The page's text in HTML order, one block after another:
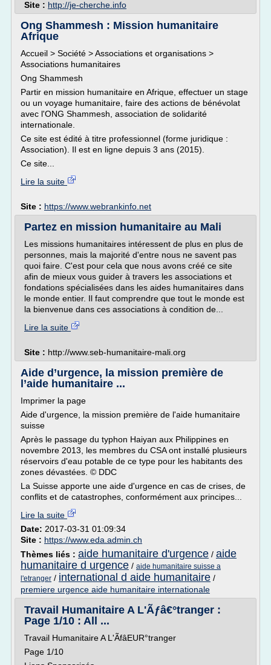
Site : http://je-cherche.info
Ong Shammesh : Mission humanitaire
Afrique
Accueil > Société > Associations et organisations >
Associations humanitaires
Ong Shammesh
Partir en mission humanitaire en Afrique, effectuer un stage
ou un voyage humanitaire, faire des actions de bénévolat
avec l'ONG Shammesh, association de solidarité
internationale.
Ce site est édité à titre professionnel (forme juridique :
Association). Il est en ligne depuis 3 ans (2015).
Ce site...
Lire la suite
Site : https://www.webrankinfo.net
Partez en mission humanitaire au Mali
Les missions humanitaires intéressent de plus en plus de
personnes, mais la majorité d'entre nous ne savent pas
quoi faire. C'est pour cela que nous avons créé ce site
afin de mieux vous guider à travers les associations et
fondations spécialisées dans les aides humanitaires dans
le monde entier. Il faut comprendre que tout le monde est
la bienvenue dans ces associations à condition de...
Lire la suite
Site : http://www.seb-humanitaire-mali.org
Aide d’urgence, la mission première de
l’aide humanitaire ...
Imprimer la page
Aide d'urgence, la mission première de l'aide humanitaire
suisse
Après le passage du typhon Haiyan aux Philippines en
novembre 2013, les membres du CSA ont installé plusieurs
réservoirs d'eau potable de ce type pour les habitants des
zones dévastées. © DDC
La Suisse apporte une aide d'urgence en cas de crises, de
conflits et de catastrophes, conformément aux principes...
Lire la suite
Date: 2017-03-31 01:09:34
Site : https://www.eda.admin.ch
Thèmes liés : aide humanitaire d'urgence / aide
humanitaire d urgence / aide humanitaire suisse a
l'etranger / international d aide humanitaire /
premiere urgence aide humanitaire internationale
Travail Humanitaire A L'Ãƒâ€°tranger :
Page 1/10 : All ...
Travail Humanitaire A L'ÃfâEUR°tranger
Page 1/10